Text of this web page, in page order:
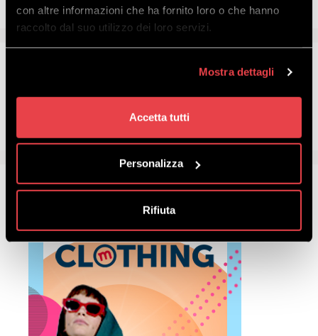
con altre informazioni che ha fornito loro o che hanno
raccolto dal suo utilizzo dei loro servizi.
Mostra dettagli
Accetta tutti
Personalizza
Rifiuta